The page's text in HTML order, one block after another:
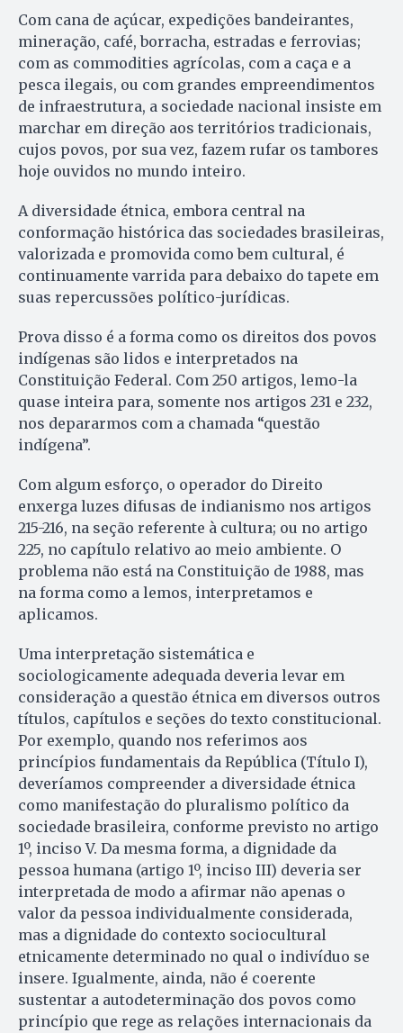
Com cana de açúcar, expedições bandeirantes,
mineração, café, borracha, estradas e ferrovias;
com as commodities agrícolas, com a caça e a
pesca ilegais, ou com grandes empreendimentos
de infraestrutura, a sociedade nacional insiste em
marchar em direção aos territórios tradicionais,
cujos povos, por sua vez, fazem rufar os tambores
hoje ouvidos no mundo inteiro.
A diversidade étnica, embora central na
conformação histórica das sociedades brasileiras,
valorizada e promovida como bem cultural, é
continuamente varrida para debaixo do tapete em
suas repercussões político-jurídicas.
Prova disso é a forma como os direitos dos povos
indígenas são lidos e interpretados na
Constituição Federal. Com 250 artigos, lemo-la
quase inteira para, somente nos artigos 231 e 232,
nos depararmos com a chamada “questão
indígena”.
Com algum esforço, o operador do Direito
enxerga luzes difusas de indianismo nos artigos
215-216, na seção referente à cultura; ou no artigo
225, no capítulo relativo ao meio ambiente. O
problema não está na Constituição de 1988, mas
na forma como a lemos, interpretamos e
aplicamos.
Uma interpretação sistemática e
sociologicamente adequada deveria levar em
consideração a questão étnica em diversos outros
títulos, capítulos e seções do texto constitucional.
Por exemplo, quando nos referimos aos
princípios fundamentais da República (Título I),
deveríamos compreender a diversidade étnica
como manifestação do pluralismo político da
sociedade brasileira, conforme previsto no artigo
1º, inciso V. Da mesma forma, a dignidade da
pessoa humana (artigo 1º, inciso III) deveria ser
interpretada de modo a afirmar não apenas o
valor da pessoa individualmente considerada,
mas a dignidade do contexto sociocultural
etnicamente determinado no qual o indivíduo se
insere. Igualmente, ainda, não é coerente
sustentar a autodeterminação dos povos como
princípio que rege as relações internacionais da